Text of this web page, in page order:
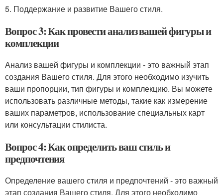
5. Поддержание и развитие Вашего стиля.
Вопрос 3: Как провести анализ вашей фигуры и
комплекции
Анализ вашей фигуры и комплекции - это важный этап
создания Вашего стиля. Для этого необходимо изучить
ваши пропорции, тип фигуры и комплекцию. Вы можете
использовать различные методы, такие как измерение
ваших параметров, использование специальных карт
или консультации стилиста.
Вопрос 4: Как определить ваш стиль и
предпочтения
Определение вашего стиля и предпочтений - это важный
этап создания Вашего стиля. Для этого необходимо